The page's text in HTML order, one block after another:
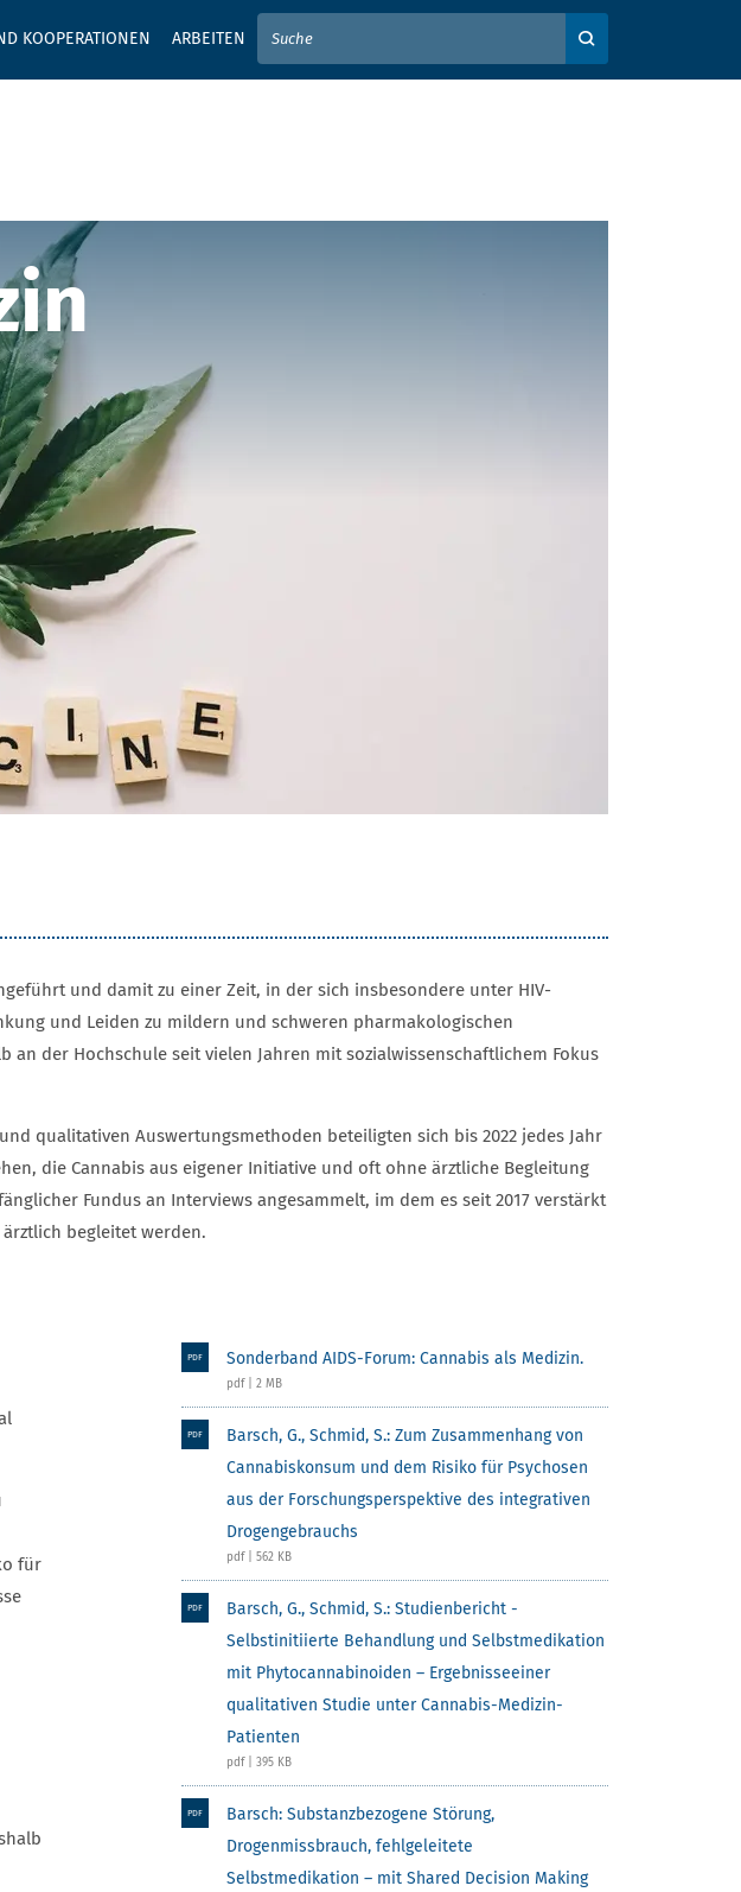
KOOPERATIONEN ARBEITEN
GEBEN SIE HIER IHREN SUCHBEGRIFF EIN
und damit zu einer Zeit, in der sich insbesondere unter HIV-
und Leiden zu mildern und schweren pharmakologischen
der Hochschule seit vielen Jahren mit sozialwissenschaftlichem Fokus
qualitativen Auswertungsmethoden beteiligten sich bis 2022 jedes Jahr
die Cannabis aus eigener Initiative und oft ohne ärztliche Begleitung
Fundus an Interviews angesammelt, im dem es seit 2017 verstärkt
begleitet werden.
für
PDF Sonderband AIDS-Forum: Cannabis als Medizin.
pdf | 2 MB
PDF
Barsch, G., Schmid, S.: Zum Zusammenhang von
Cannabiskonsum und dem Risiko für Psychosen
aus der Forschungsperspektive des integrativen
Drogengebrauchs
pdf | 562 KB
PDF
Barsch, G., Schmid, S.: Studienbericht -
Selbstinitiierte Behandlung und Selbstmedikation
mit Phytocannabinoiden – Ergebnisseeiner
qualitativen Studie unter Cannabis-Medizin-
Patienten
pdf | 395 KB
PDF
Barsch: Substanzbezogene Störung,
Drogenmissbrauch, fehlgeleitete
Selbstmedikation – mit Shared Decision Making